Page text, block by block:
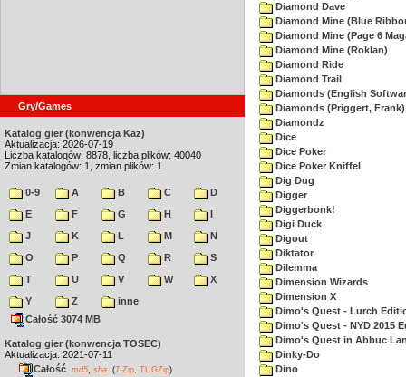
Gry/Games
Katalog gier (konwencja Kaz)
Aktualizacja: 2026-07-19
Liczba katalogów: 8878, liczba plików: 40040
Zmian katalogów: 1, zmian plików: 1
0-9 A B C
D
E
F G H
I
J
K L M
N
O
P Q R
S
T
U V W
X
Y
Z
inne
Całość 3074 MB
Katalog gier (konwencja TOSEC)
Aktualizacja: 2021-07-11
Całość md5 sha (7-Zip TUGZip)
Diamond Dave
Diamond Mine (Blue
Diamond Mine (Page 6
Diamond Mine (Roklan)
Diamond Ride
Diamond Trail
Diamonds (English
Diamonds (Priggert, Frank)
Diamondz
Dice
Dice Poker
Dice Poker Kniffel
Dig Dug
Digger
Diggerbonk!
Digi Duck
Digout
Diktator
Dilemma
Dimension Wizards
Dimension X
Dimo's Quest - Lurch
Dimo's Quest - NYD 2015
Dimo's Quest in Abbuc
Dinky-Do
Dino